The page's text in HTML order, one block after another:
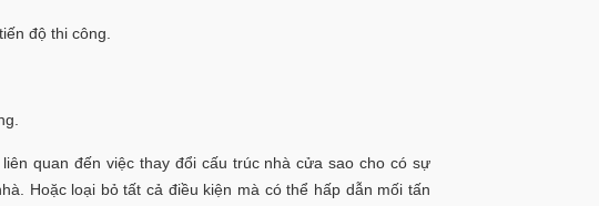
độ thi công.
quan đến việc thay đổi cấu trúc nhà cửa sao cho có sự
Hoặc loại bỏ tất cả điều kiện mà có thể hấp dẫn mối tấn